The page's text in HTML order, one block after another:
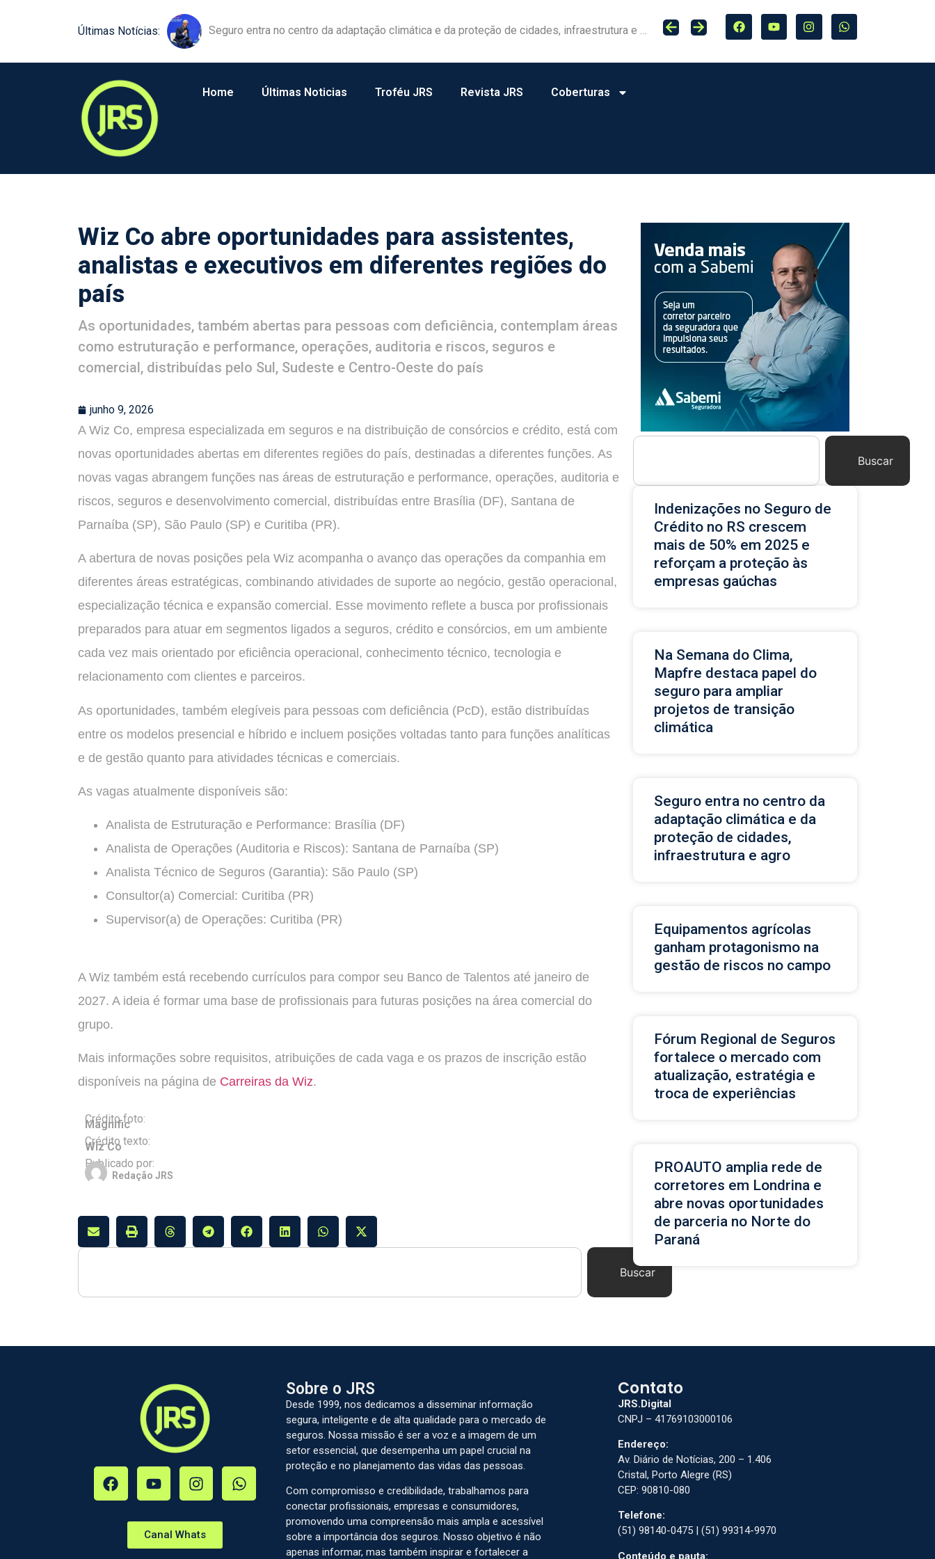
Últimas Notícias: Seguro entra no centro da adaptação climática e da proteção de cidades, infraestrutura e agro
Equipamentos agrícolas ganham protagonismo na gestão de riscos no campo
Home Últimas Noticias Troféu JRS Revista JRS Coberturas
Wiz Co abre oportunidades para assistentes,
analistas e executivos em diferentes regiões do
país
As oportunidades, também abertas para pessoas com deficiência, contemplam áreas
como estruturação e performance, operações, auditoria e riscos, seguros e
comercial, distribuídas pelo Sul, Sudeste e Centro-Oeste do país
junho 9, 2026
A Wiz Co, empresa especializada em seguros e na distribuição de consórcios e crédito, está com
novas oportunidades abertas em diferentes regiões do país, destinadas a diferentes funções. As
novas vagas abrangem funções nas áreas de estruturação e performance, operações, auditoria e
riscos, seguros e desenvolvimento comercial, distribuídas entre Brasília (DF), Santana de
Parnaíba (SP), São Paulo (SP) e Curitiba (PR).
A abertura de novas posições pela Wiz acompanha o avanço das operações da companhia em
diferentes áreas estratégicas, combinando atividades de suporte ao negócio, gestão operacional,
especialização técnica e expansão comercial. Esse movimento reflete a busca por profissionais
preparados para atuar em segmentos ligados a seguros, crédito e consórcios, em um ambiente
cada vez mais orientado por eficiência operacional, conhecimento técnico, tecnologia e
relacionamento com clientes e parceiros.
As oportunidades, também elegíveis para pessoas com deficiência (PcD), estão distribuídas
entre os modelos presencial e híbrido e incluem posições voltadas tanto para funções analíticas
e de gestão quanto para atividades técnicas e comerciais.
As vagas atualmente disponíveis são:
Analista de Estruturação e Performance: Brasília (DF)
Analista de Operações (Auditoria e Riscos): Santana de Parnaíba (SP)
Analista Técnico de Seguros (Garantia): São Paulo (SP)
Consultor(a) Comercial: Curitiba (PR)
Supervisor(a) de Operações: Curitiba (PR)
A Wiz também está recebendo currículos para compor seu Banco de Talentos até janeiro de
2027. A ideia é formar uma base de profissionais para futuras posições na área comercial do
grupo.
Mais informações sobre requisitos, atribuições de cada vaga e os prazos de inscrição estão
disponíveis na página de Carreiras da Wiz.
Crédito foto:
Magnific
Crédito texto:
Wiz Co
Publicado por:
Redação JRS
Buscar
Buscar
Indenizações no Seguro de
Crédito no RS crescem
mais de 50% em 2025 e
reforçam a proteção às
empresas gaúchas
Na Semana do Clima,
Mapfre destaca papel do
seguro para ampliar
projetos de transição
climática
Seguro entra no centro da
adaptação climática e da
proteção de cidades,
infraestrutura e agro
Equipamentos agrícolas
ganham protagonismo na
gestão de riscos no campo
Fórum Regional de Seguros
fortalece o mercado com
atualização, estratégia e
troca de experiências
PROAUTO amplia rede de
corretores em Londrina e
abre novas oportunidades
de parceria no Norte do
Paraná
Canal Whats
Sobre o JRS
Desde 1999, nos dedicamos a disseminar informação
segura, inteligente e de alta qualidade para o mercado de
seguros. Nossa missão é ser a voz e a imagem de um
setor essencial, que desempenha um papel crucial na
proteção e no planejamento das vidas das pessoas.
Com compromisso e credibilidade, trabalhamos para
conectar profissionais, empresas e consumidores,
promovendo uma compreensão mais ampla e acessível
sobre a importância dos seguros. Nosso objetivo é não
apenas informar, mas também inspirar e fortalecer a
Contato
JRS.Digital
CNPJ – 41769103000106
Endereço:
Av. Diário de Notícias, 200 – 1.406
Cristal, Porto Alegre (RS)
CEP: 90810-080
Telefone:
(51) 98140-0475 | (51) 99314-9970
Conteúdo e pauta: